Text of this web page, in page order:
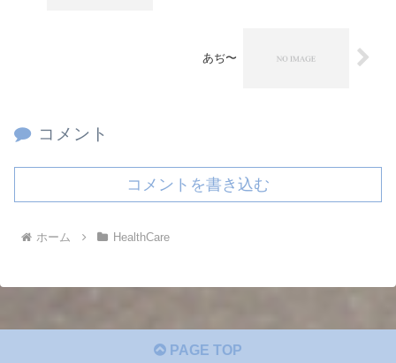
あぢ〜
コメント
コメントを書き込む
ホーム HealthCare
PAGE TOP